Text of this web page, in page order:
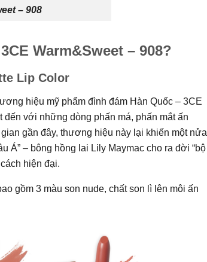
– 908
Warm&Sweet – 908?
Lip Color
hiệu mỹ phẩm đình đám Hàn Quốc – 3CE
với những dòng phấn má, phấn mắt ấn
gần đây, thương hiệu này lại khiến một nửa
Á” – bông hồng lai Lily Maymac cho ra đời “bộ
hiện đại.
gồm 3 màu son nude, chất son lì lên môi ấn